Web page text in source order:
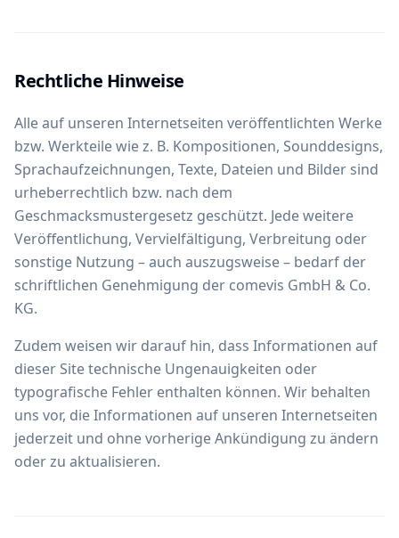
Rechtliche Hinweise
Alle auf unseren Internetseiten veröffentlichten Werke
bzw. Werkteile wie z. B. Kompositionen, Sounddesigns,
Sprachaufzeichnungen, Texte, Dateien und Bilder sind
urheberrechtlich bzw. nach dem
Geschmacksmustergesetz geschützt. Jede weitere
Veröffentlichung, Vervielfältigung, Verbreitung oder
sonstige Nutzung – auch auszugsweise – bedarf der
schriftlichen Genehmigung der comevis GmbH & Co.
KG.
Zudem weisen wir darauf hin, dass Informationen auf
dieser Site technische Ungenauigkeiten oder
typografische Fehler enthalten können. Wir behalten
uns vor, die Informationen auf unseren Internetseiten
jederzeit und ohne vorherige Ankündigung zu ändern
oder zu aktualisieren.